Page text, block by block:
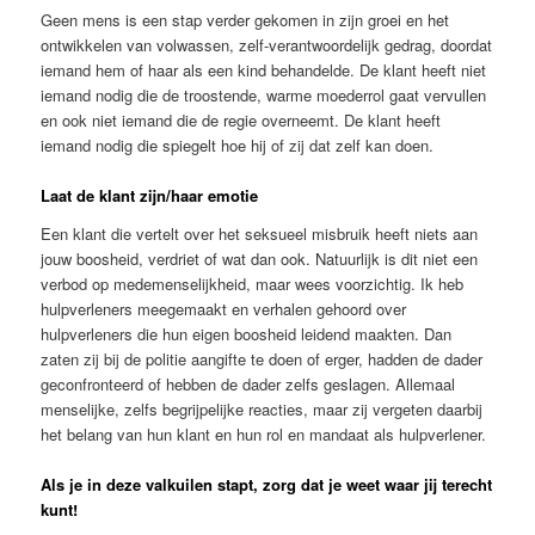
Geen mens is een stap verder gekomen in zijn groei en het
ontwikkelen van volwassen, zelf-verantwoordelijk gedrag, doordat
iemand hem of haar als een kind behandelde. De klant heeft niet
iemand nodig die de troostende, warme moederrol gaat vervullen
en ook niet iemand die de regie overneemt. De klant heeft
iemand nodig die spiegelt hoe hij of zij dat zelf kan doen.
Laat de klant zijn/haar emotie
Een klant die vertelt over het seksueel misbruik heeft niets aan
jouw boosheid, verdriet of wat dan ook. Natuurlijk is dit niet een
verbod op medemenselijkheid, maar wees voorzichtig. Ik heb
hulpverleners meegemaakt en verhalen gehoord over
hulpverleners die hun eigen boosheid leidend maakten. Dan
zaten zij bij de politie aangifte te doen of erger, hadden de dader
geconfronteerd of hebben de dader zelfs geslagen. Allemaal
menselijke, zelfs begrijpelijke reacties, maar zij vergeten daarbij
het belang van hun klant en hun rol en mandaat als hulpverlener.
Als je in deze valkuilen stapt, zorg dat je weet waar jij terecht
kunt!